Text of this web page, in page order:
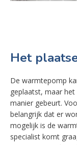
Het
De warmtepomp
geplaatst, maar
manier gebeurt.
belangrijk dat er
mogelijk is de
specialist komt